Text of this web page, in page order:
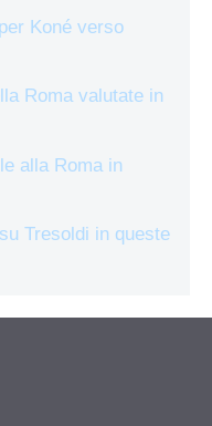
Koné verso
Roma valutate in
alla Roma in
Tresoldi in queste